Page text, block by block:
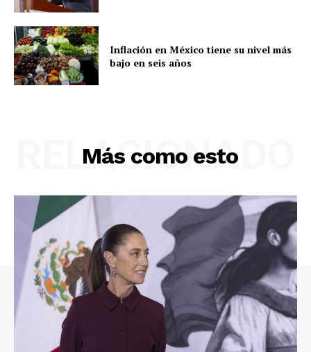
Luces
Del Siglo
Inflación en México tiene su nivel más
bajo en seis años
Más como esto
RELACIONADO